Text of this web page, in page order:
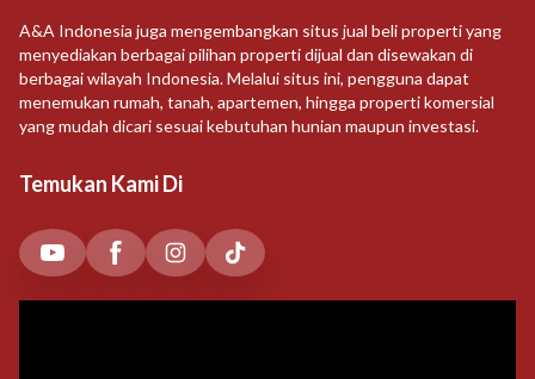
A&A Indonesia juga mengembangkan situs jual beli properti yang
menyediakan berbagai pilihan properti dijual dan disewakan di
berbagai wilayah Indonesia. Melalui situs ini, pengguna dapat
menemukan rumah, tanah, apartemen, hingga properti komersial
yang mudah dicari sesuai kebutuhan hunian maupun investasi.
Temukan Kami Di